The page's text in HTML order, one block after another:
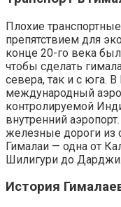
Плохие
препятствием для
конце 20-го века
чтобы сделать
севера, так и с юга.
международный
контролируемой
внутренний
железные дороги
Гималаи — одна от
Шилигури до
История